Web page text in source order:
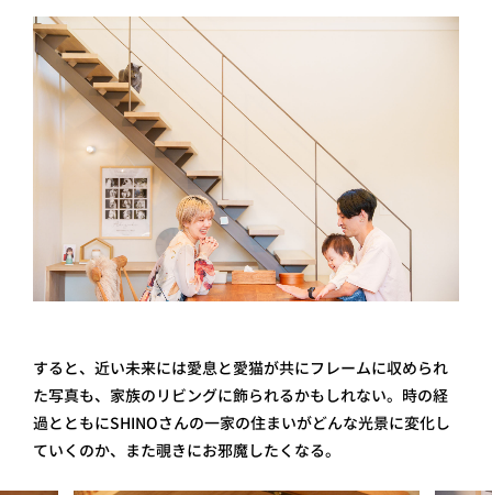
すると、近い未来には愛息と愛猫が共にフレームに収められ
た写真も、家族のリビングに飾られるかもしれない。時の経
過とともにSHINOさんの一家の住まいがどんな光景に変化し
ていくのか、また覗きにお邪魔したくなる。